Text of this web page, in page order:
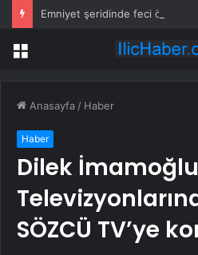
Menü
Anasayfa / Haber
Haber
Dilek
SÖZCÜ TV’ye